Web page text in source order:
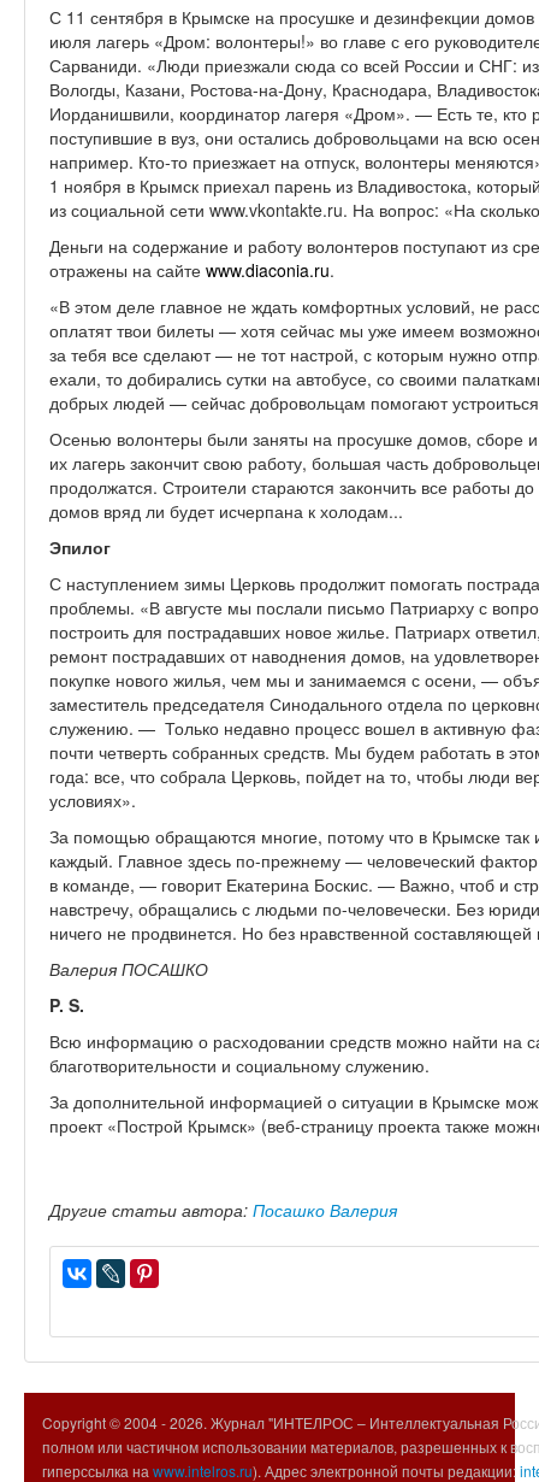
С 11 сентября в Крымске на просушке и дезинфекции
июля лагерь «Дром: волонтеры!» во главе с его
Сарваниди. «Люди приезжали сюда со всей России и СНГ:
Вологды, Казани, Ростова-на-Дону, Краснодара,
Иорданишвили, координатор лагеря «Дром». — Есть те, кто
поступившие в вуз, они остались добровольцами на всю
например. Кто-то приезжает на отпуск, волонтеры
1 ноября в Крымск приехал парень из Владивостока,
из социальной сети www.vkontakte.ru. На вопрос: «На
Деньги на содержание и работу волонтеров поступают из
отражены на сайте www.diaconia.ru.
«В этом деле главное не ждать комфортных условий, не
оплатят твои билеты — хотя сейчас мы уже имеем
за тебя все сделают — не тот настрой, с которым нужно
ехали, то добирались сутки на автобусе, со своими
добрых людей — сейчас добровольцам помогают
Осенью волонтеры были заняты на просушке домов,
их лагерь закончит свою работу, большая часть
продолжатся. Строители стараются закончить все работы
домов вряд ли будет исчерпана к холодам...
Эпилог
С наступлением зимы Церковь продолжит помогать
проблемы. «В августе мы послали письмо Патриарху с
построить для пострадавших новое жилье. Патриарх
ремонт пострадавших от наводнения домов, на
покупке нового жилья, чем мы и занимаемся с осени, —
заместитель председателя Синодального отдела по
служению. — Только недавно процесс вошел в активную
почти четверть собранных средств. Мы будем работать в
года: все, что собрала Церковь, пойдет на то, чтобы люди
условиях».
За помощью обращаются многие, потому что в Крымске так
каждый. Главное здесь по-прежнему — человеческий
в команде, — говорит Екатерина Боскис. — Важно, чтоб и
навстречу, обращались с людьми по-человечески. Без
ничего не продвинется. Но без нравственной
Валерия ПОСАШКО
P. S.
Всю информацию о расходовании средств можно найти на
благотворительности и социальному служению.
За дополнительной информацией о ситуации в Крымске
проект «Построй Крымск» (веб-страницу проекта также
Другие статьи автора: Посашко Валерия
Copyright © 2004 -2026. Журнал "ИНТЕЛРОС – Интеллектуальная
полном или частичном использовании материалов, разрешенных к
гиперссылка на www.intelros.ru). Адрес электронной почты редакции: